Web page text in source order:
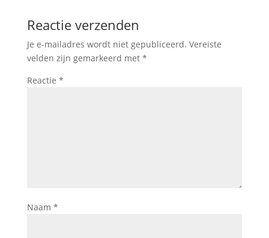
Reactie verzenden
Je e-mailadres wordt niet gepubliceerd. Vereiste
velden zijn gemarkeerd met *
Reactie *
Naam *